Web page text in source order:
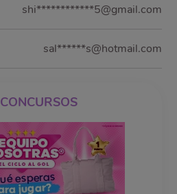
CONCURSOS
shi************5@gmail.com
sal******s@hotmail.com